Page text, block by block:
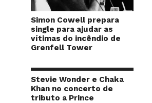
Simon Cowell prepara
single para ajudar as
vítimas do incêndio de
Grenfell Tower
Stevie Wonder e Chaka
Khan no concerto de
tributo a Prince